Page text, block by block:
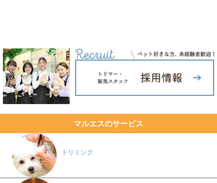
マルエスのサービス
トリミング